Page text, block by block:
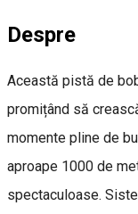
Despre
Această pistă de
promițând să
momente pline de
aproape 1000 de
spectaculoase.